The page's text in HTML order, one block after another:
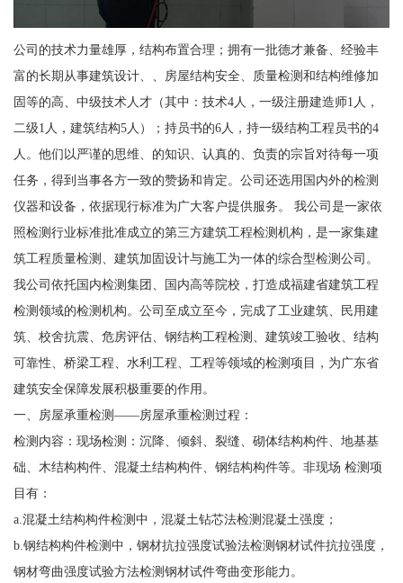
公司的技术力量雄厚，结构布置合理；拥有一批德才兼备、经验丰
富的长期从事建筑设计、、房屋结构安全、质量检测和结构维修加
固等的高、中级技术人才（其中：技术4人，一级注册建造师1人，
二级1人，建筑结构5人）；持员书的6人，持一级结构工程员书的4
人。他们以严谨的思维、的知识、认真的、负责的宗旨对待每一项
任务，得到当事各方一致的赞扬和肯定。公司还选用国内外的检测
仪器和设备，依据现行标准为广大客户提供服务。 我公司是一家依
照检测行业标准批准成立的第三方建筑工程检测机构，是一家集建
筑工程质量检测、建筑加固设计与施工为一体的综合型检测公司。
我公司依托国内检测集团、国内高等院校，打造成福建省建筑工程
检测领域的检测机构。公司至成立至今，完成了工业建筑、民用建
筑、校舍抗震、危房评估、钢结构工程检测、建筑竣工验收、结构
可靠性、桥梁工程、水利工程、工程等领域的检测项目，为广东省
建筑安全保障发展积极重要的作用。
一、房屋承重检测——房屋承重检测过程：
检测内容：现场检测：沉降、倾斜、裂缝、砌体结构构件、地基基
础、木结构构件、混凝土结构构件、钢结构构件等。非现场 检测项
目有：
a.混凝土结构构件检测中，混凝土钻芯法检测混凝土强度；
b.钢结构构件检测中，钢材抗拉强度试验法检测钢材试件抗拉强度，
钢材弯曲强度试验方法检测钢材试件弯曲变形能力。